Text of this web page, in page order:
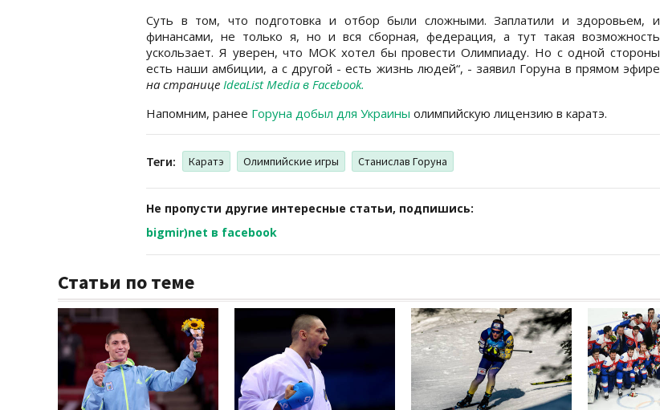
Суть в том, что подготовка и отбор были сложными. Заплатили и здоровьем, и
финансами, не только я, но и вся сборная, федерация, а тут такая возможность
ускользает. Я уверен, что МОК хотел бы провести Олимпиаду. Но с одной стороны
есть наши амбиции, а с другой - есть жизнь людей“, - заявил Горуна в прямом эфире
на странице IdeaList Media в Facebook.
Напомним, ранее Горуна добыл для Украины олимпийскую лицензию в каратэ.
Теги: Каратэ Олимпийские игры Станислав Горуна
Не пропусти другие интересные статьи, подпишись:
bigmir)net в facebook
Статьи по теме